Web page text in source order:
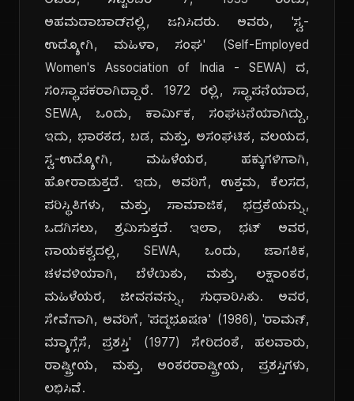
ಅಹಮದಾಬಾದ್‌ನಲ್ಲಿ, ಜನಿಸಿದರು. ಅವರು, 'ಸ್ವ-
ಉದ್ಯೋಗಿ, ಮಹಿಳಾ, ಸಂಘ' (Self-Employed
Women's Association of India - SEWA) ದ,
ಸಂಸ್ಥಾಪಕರಾಗಿದ್ದಾರೆ. 1972 ರಲ್ಲಿ, ಸ್ಥಾಪನೆಯಾದ,
SEWA, ಒಂದು, ಕಾರ್ಮಿಕ, ಸಂಘಟನೆಯಾಗಿದ್ದು,
ಇದು, ಭಾರತದ, ಬಡ, ಮತ್ತು, ಅಸಂಘಟಿತ, ವಲಯದ,
ಸ್ವ-ಉದ್ಯೋಗಿ, ಮಹಿಳೆಯರ, ಹಕ್ಕುಗಳಿಗಾಗಿ,
ಹೋರಾಡುತ್ತದೆ. ಇದು, ಅವರಿಗೆ, ಉತ್ತಮ, ಕೆಲಸದ,
ಪರಿಸ್ಥಿತಿಗಳು, ಮತ್ತು, ಸಾಮಾಜಿಕ, ಭದ್ರತೆಯನ್ನು,
ಒದಗಿಸಲು, ಶ್ರಮಿಸುತ್ತದೆ. ಇಲಾ, ಭಟ್ ಅವರ,
ನಾಯಕತ್ವದಲ್ಲಿ, SEWA, ಒಂದು, ಜಾಗತಿಕ,
ಚಳವಳಿಯಾಗಿ, ಬೆಳೆಯಿತು, ಮತ್ತು, ಲಕ್ಷಾಂತರ,
ಮಹಿಳೆಯರ, ಜೀವನವನ್ನು, ಸುಧಾರಿಸಿತು. ಅವರ,
ಸೇವೆಗಾಗಿ, ಅವರಿಗೆ, 'ಪದ್ಮಭೂಷಣ' (1986), 'ರಾಮನ್,
ಮ್ಯಾಗ್ಸೆಸೆ, ಪ್ರಶಸ್ತಿ' (1977) ಸೇರಿದಂತೆ, ಹಲವಾರು,
ರಾಷ್ಟ್ರೀಯ, ಮತ್ತು, ಅಂತರರಾಷ್ಟ್ರೀಯ, ಪ್ರಶಸ್ತಿಗಳು,
ಲಭಿಸಿವೆ.